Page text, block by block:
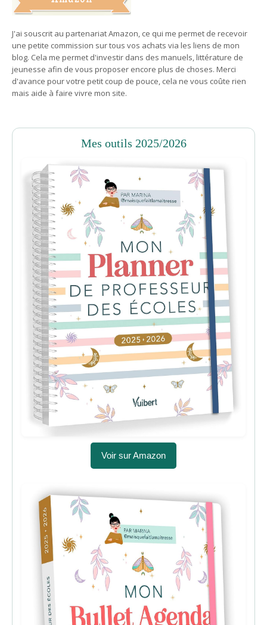
J'ai souscrit au partenariat Amazon, ce qui me permet de recevoir
une petite commission sur tous vos achats via les liens de mon
blog. Cela me permet d'investir dans des manuels, littérature de
jeunesse afin de vous proposer encore plus de choses. Merci
d'avance pour votre petit coup de pouce, cela ne vous coûte rien
mais aide à faire vivre mon site.
Mes outils 2025/2026
Voir sur Amazon